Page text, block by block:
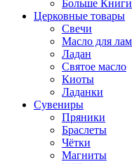
Больше Книги
Церковные товары
Свечи
Масло для
Ладан
Святое масло
Киоты
Ладанки
Сувениры
Пряники
Браслеты
Чётки
Магниты